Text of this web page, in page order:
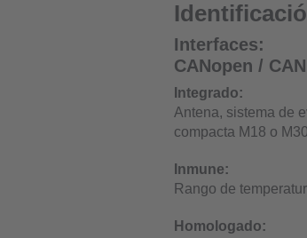
Interfaces:
CANopen /
Integrado:
Antena, sistema de
compacta M18 o
Inmune:
Rango de
Homologado: